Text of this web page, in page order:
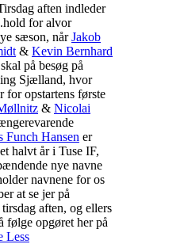
aften indleder
for alvor
sæson, nårJakob
& Kevin Bernhard
på besøg på
Sjælland, hvor
opstartens første
& Nicolai
Funch Hansen er
halvt år i Tuse IF,
nye navne
navnene for os
at se jer på
aften, og ellers
følge opgøret her på
Less